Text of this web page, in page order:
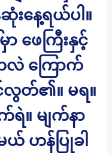
းနေ့ရယ်ပါ။
ဖေကြီးနှင့်
လဲ ကြောက်
တ်၏။ မရ။
။ မျက်နာ
ဟန်ပြုခါ